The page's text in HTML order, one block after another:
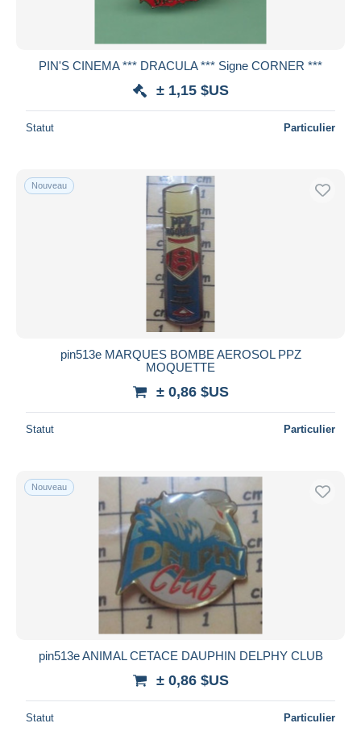
PIN'S CINEMA *** DRACULA *** Signe CORNER ***
± 1,15 $US
Statut Particulier
Nouveau
pin513e MARQUES BOMBE AEROSOL PPZ
MOQUETTE
± 0,86 $US
Statut Particulier
Nouveau
pin513e ANIMAL CETACE DAUPHIN DELPHY CLUB
± 0,86 $US
Statut Particulier